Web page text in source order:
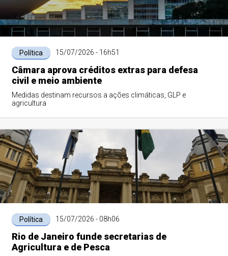
Política 15/07/2026 - 16h51
Câmara aprova créditos extras para defesa
civil e meio ambiente
Medidas destinam recursos a ações climáticas, GLP e
agricultura
Política 15/07/2026 - 08h06
Rio de Janeiro funde secretarias de
Agricultura e de Pesca